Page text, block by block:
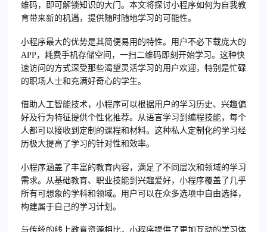
维码，即可解锁知识的大门。本文将探讨小程序如何为自我教
育带来新的机遇，提供随时随地学习的可能性。
小程序最大的优势是其简便易用的特性。用户不必下载庞大的
APP，耗费手机存储空间，一扫二维码即刻开始学习。这种快
速访问的方式深受那些渴望灵活学习的用户欢迎，特别是忙碌
的职场人士和充满好奇心的学生。
借助人工智能技术，小程序可以根据用户的学习历史、兴趣偏
好及行为特征提供个性化推荐。从语言学习到编程技能，每个
人都可以接收到定制的课程和材料。这种私人定制化的学习经
历极大提高了学习的针对性和效率。
小程序涵盖了丰富的教育内容，满足了不同层次和领域的学习
需求。从基础教育、职业技能到兴趣爱好，小程序覆盖了几乎
所有可想象的学科和领域。用户可以在众多选项中自由选择，
构建属于自己的学习计划。
与传统的线上教育资源相比，小程序提供了更加互动的学习体